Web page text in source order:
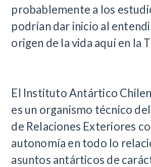
probablemente a los
podrían dar inicio al
origen de la vida aquí en la
El Instituto Antártico
es un organismo técnico
de Relaciones Exteriores
autonomía en todo lo
asuntos antárticos de